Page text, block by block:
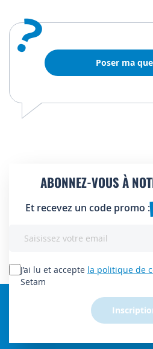
? Poser ma
ABONNEZ-VOUS À
Et recevez un code promo :
lettre
d’information
J’ai lu et accepte la politique de
Setam